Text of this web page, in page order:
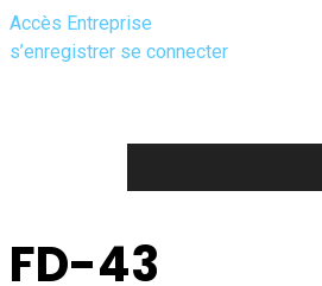
Accès Entreprise
s’enregistrer se connecter
FD-43